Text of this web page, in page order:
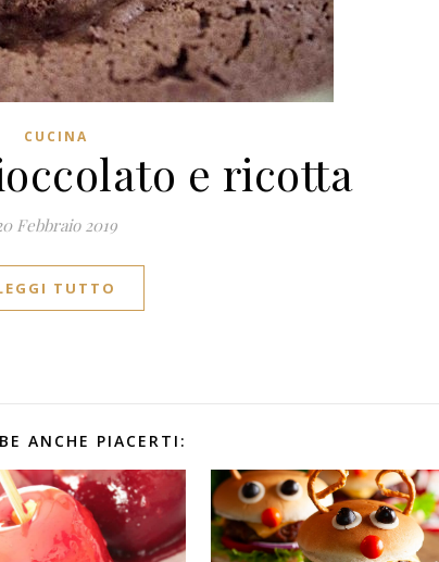
CUCINA
e ricotta
Febbraio 2019
TUTTO
ANCHE PIACERTI: